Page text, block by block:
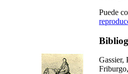
Puede
Gassier,